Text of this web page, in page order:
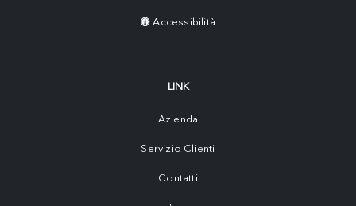
Accessibilità
LINK
Azienda
Servizio Clienti
Contatti